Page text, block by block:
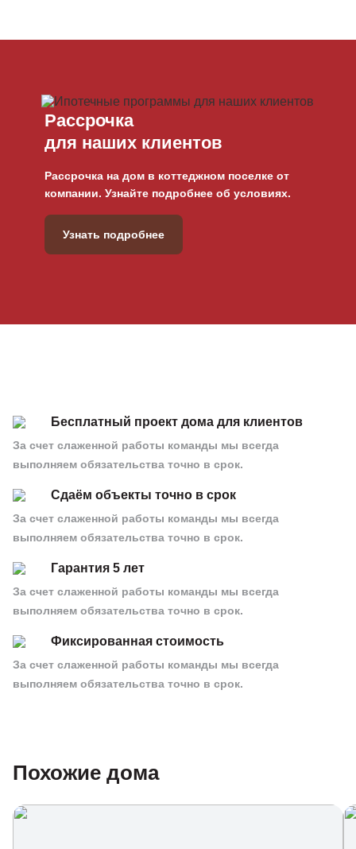
Рассрочка
для наших клиентов
Рассрочка на дом в коттеджном поселке от
компании. Узнайте подробнее об условиях.
Узнать подробнее
Бесплатный проект дома для клиентов
За счет слаженной работы команды мы всегда
выполняем обязательства точно в срок.
Сдаём объекты точно в срок
За счет слаженной работы команды мы всегда
выполняем обязательства точно в срок.
Гарантия 5 лет
За счет слаженной работы команды мы всегда
выполняем обязательства точно в срок.
Фиксированная стоимость
За счет слаженной работы команды мы всегда
выполняем обязательства точно в срок.
Похожие дома